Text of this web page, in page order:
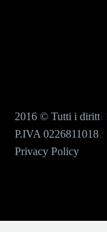
2016 © Tutti i
P.IVA
Privacy Policy